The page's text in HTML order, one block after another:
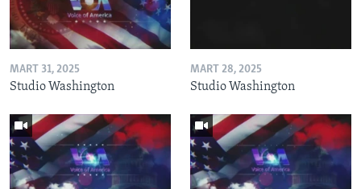
MART 31, 2025
Studio Washington
MART 28, 2025
Studio Washington